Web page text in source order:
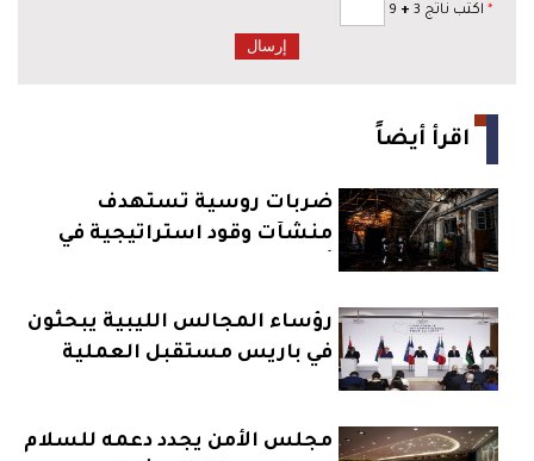
* اكتب ناتج 3 +
اقرأ أيضاً
ضربات روسية تستهدف
منشآت وقود استراتيجية في
رؤساء المجالس الليبية يبحثون
في باريس مستقبل العملية
مجلس الأمن يجدد دعمه للسلام